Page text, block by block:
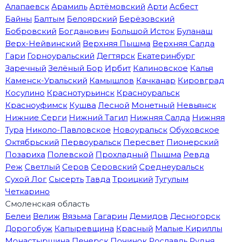
Алапаевск Арамиль Артёмовский Арти Асбест
Байны Балтым Белоярский Берёзовский
Бобровский Богданович Большой Исток Буланаш
Верх-Нейвинский Верхняя Пышма Верхняя Салда
Гари Горноуральский Дегтярск Екатеринбург
Заречный Зелёный Бор Ирбит Калиновское Калья
Каменск-Уральский Камышлов Качканар Кировград
Косулино Краснотурьинск Красноуральск
Красноуфимск Кушва Лесной Монетный Невьянск
Нижние Серги Нижний Тагил Нижняя Салда Нижняя
Тура Николо-Павловское Новоуральск Обуховское
Октябрьский Первоуральск Пересвет Пионерский
Позариха Полевской Прохладный Пышма Ревда
Реж Светлый Серов Серовский Среднеуральск
Сухой Лог Сысерть Тавда Троицкий Тугулым
Четкарино
Смоленская область
Белеи Велиж Вязьма Гагарин Демидов Десногорск
Дорогобуж Капыревщина Красный Малые Кириллы